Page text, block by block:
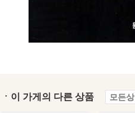
ㆍ이 가게의 다른 상품 모든